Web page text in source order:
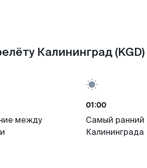
Калининград (KGD)
между
01:00
Самый ранний
Калининграда